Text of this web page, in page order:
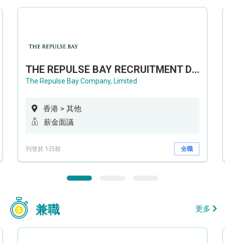
THE REPULSE BAY RECRUITMENT DAY 淺水灣影灣園人才招聘會
The Repulse Bay Company, Limited
香港 > 其他
薪金面議
刊登於 1日前 全職
兼職 更多